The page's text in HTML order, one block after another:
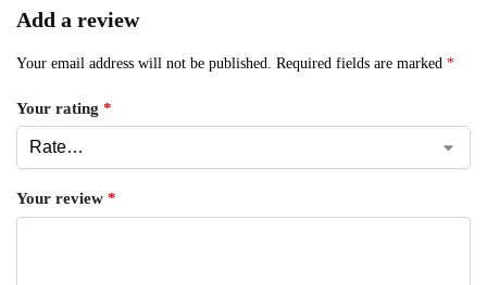
Add a review
Your email address will not be published. Required fields are marked *
Your rating *
Your review *